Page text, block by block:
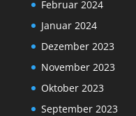
Februar 2024
Januar 2024
Dezember 2023
November 2023
Oktober 2023
September 2023